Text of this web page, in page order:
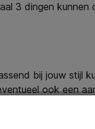
3 dingen
bij jouw stijl
ook een
van jouw betoog.